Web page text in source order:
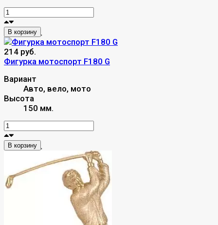
В корзину
214 руб.
Фигурка мотоспорт F180 G
Вариант
Авто, вело, мото
Высота
150 мм.
В корзину